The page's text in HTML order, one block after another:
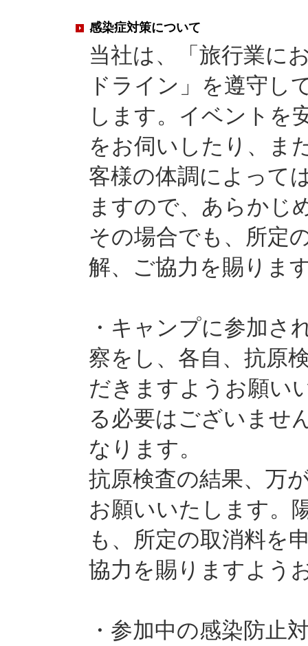
感染症対策について
当社は、「旅行業に
ドライン」を遵守し
します。イベントを
をお伺いしたり、ま
客様の体調によって
ますので、あらかじ
その場合でも、所定
解、ご協力を賜りま
・キャンプに参加さ
察をし、各自、抗原
だきますようお願い
る必要はございませ
なります。
抗原検査の結果、万
お願いいたします。
も、所定の取消料を
協力を賜りますよう
・参加中の感染防止